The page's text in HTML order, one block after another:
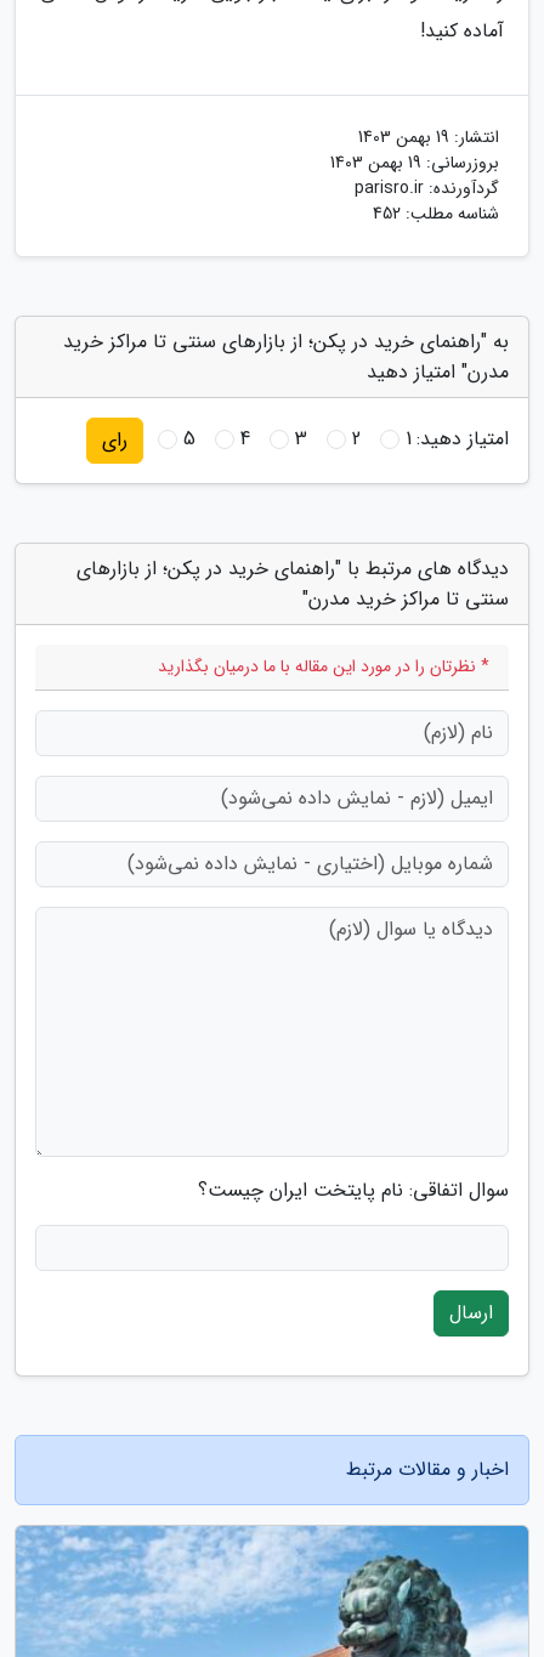
آماده کنید!
انتشار: 19 بهمن 1403
بروزرسانی: 19 بهمن 1403
گردآورنده: parisro.ir
شناسه مطلب: 452
به "راهنمای خرید در پکن؛ از بازارهای سنتی تا مراکز خرید
مدرن" امتیاز دهید
امتیاز دهید:1
2
3
4
5 رای
دیدگاه های مرتبط با "راهنمای خرید در پکن؛ از بازارهای
سنتی تا مراکز خرید مدرن"
* نظرتان را در مورد این مقاله با ما درمیان بگذارید
سوال اتفاقی: نام پایتخت ایران چیست؟
ارسال
اخبار و مقالات مرتبط